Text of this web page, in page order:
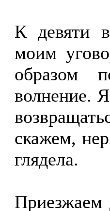
К девяти
моим
образом
волнение.
скажем,
глядела.